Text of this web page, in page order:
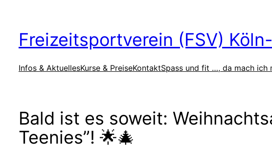
springen
Freizeitsportverein (FSV)
Infos & AktuellesKurse & PreiseKontaktSpass und fit …, da mach ich
Bald ist es soweit:
Teenies”! 🌟🎄